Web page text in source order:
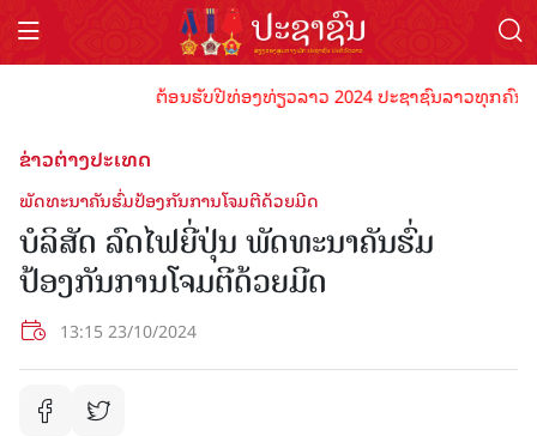
ຕ້ອນຮັບປີທ່ອງທ່ຽວລາວ 2024 ປະຊາຊົນລາວທຸກຄົນຈົ່
ຂ່າວຕ່າງປະເທດ
ພັດທະນາຄັນຮົ່ມປ້ອງກັນການໂຈມຕີດ້ວຍມີດ
ບໍລິສັດ ລົດໄຟຍີ່ປຸ່ນ ພັດທະນາຄັນຮົ່ມ
ປ້ອງກັນການໂຈມຕີດ້ວຍມີດ
13:15 23/10/2024